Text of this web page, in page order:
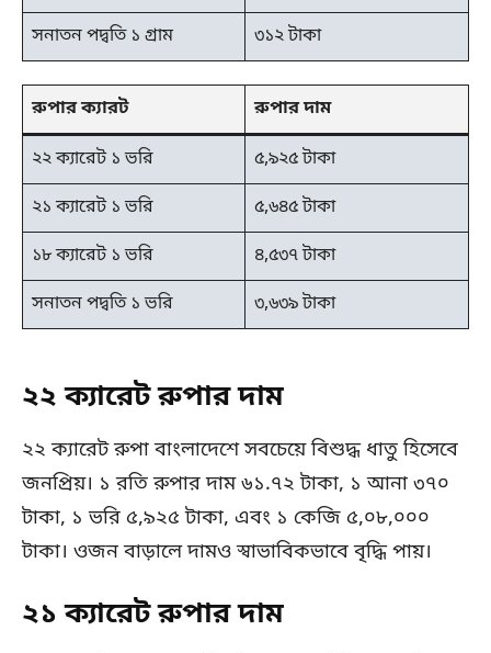
সনাতন পদ্বতি ১ গ্রাম
৩১২ টাকা
রুপার ক্যারট রুপার দাম
২২ ক্যারেট ১ ভরি
৫,৯২৫ টাকা
২১ ক্যারেট ১ ভরি
৫,৬৪৫ টাকা
১৮ ক্যারেট ১ ভরি
৪,৫৩৭ টাকা
সনাতন পদ্বতি ১ ভরি
৩,৬৩৯ টাকা
২২ ক্যারেট রুপার দাম
২২ ক্যারেট রুপা বাংলাদেশে সবচেয়ে বিশুদ্ধ ধাতু হিসেবে
জনপ্রিয়। ১ রতি রুপার দাম ৬১.৭২ টাকা, ১ আনা ৩৭০
টাকা, ১ ভরি ৫,৯২৫ টাকা, এবং ১ কেজি ৫,০৮,০০০
টাকা। ওজন বাড়ালে দামও স্বাভাবিকভাবে বৃদ্ধি পায়।
২১ ক্যারেট রুপার দাম